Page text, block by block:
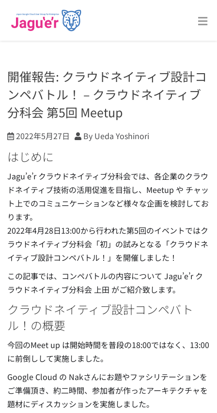
開催報告: クラウドネイティブ設計コ
ンペバトル！ – クラウドネイティブ
分科会 第5回 Meetup
2022年5月27日 By Ueda Yoshinori
はじめに
Jagu’e’r クラウドネイティブ分科会では、各企業のクラウ
ドネイティブ技術の活用促進を目指し、Meetup や チャッ
ト上でのコミュニケーションなど様々な企画を検討してお
ります。
2022年4月28日13:00から行われた第5回のイベントではク
ラウドネイティブ分科会「初」の試みとなる「クラウドネ
イティブ設計コンペバトル！」を開催しました！
この記事では、コンペバトルの内容について Jagu’e’r ク
ラウドネイティブ分科会 上田 がご紹介致します。
クラウドネイティブ設計コンペバト
ル！の概要
今回のMeet up は開始時間を普段の18:00ではなく、13:00
に前倒しして実施しました。
Google Cloud の Nakさんにお題やファシリテーションを
ご準備頂き、約二時間、参加者が作ったアーキテクチャを
題材にディスカッションを実施しました。